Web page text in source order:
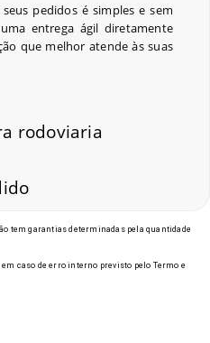
pedidos é simples e sem
entrega ágil diretamente
que melhor atende às suas
rodoviaria
tem garantias determinadas pela quantidade
caso de erro interno previsto pelo Termo e